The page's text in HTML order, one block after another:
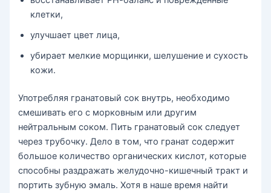
клетки,
улучшает цвет лица,
убирает мелкие морщинки, шелушение и сухость
кожи.
Употребляя гранатовый сок внутрь, необходимо
смешивать его с морковным или другим
нейтральным соком. Пить гранатовый сок следует
через трубочку. Дело в том, что гранат содержит
большое количество органических кислот, которые
способны раздражать желудочно-кишечный тракт и
портить зубную эмаль. Хотя в наше время найти